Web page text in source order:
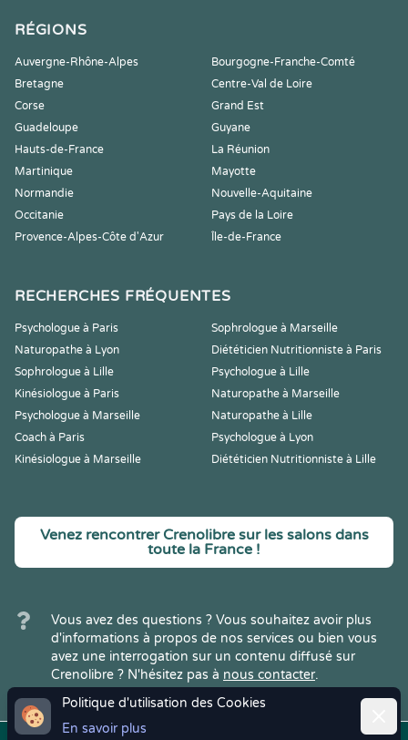
Politique d'utilisation des Cookies
En savoir plus
RÉGIONS
Auvergne-Rhône-Alpes
Bourgogne-Franche-Comté
Bretagne
Centre-Val de Loire
Corse
Grand Est
Guadeloupe
Guyane
Hauts-de-France
La Réunion
Martinique
Mayotte
Normandie
Nouvelle-Aquitaine
Occitanie
Pays de la Loire
Provence-Alpes-Côte d'Azur
Île-de-France
RECHERCHES FRÉQUENTES
Psychologue à Paris
Sophrologue à Marseille
Naturopathe à Lyon
Diététicien Nutritionniste à Paris
Sophrologue à Lille
Psychologue à Lille
Kinésiologue à Paris
Naturopathe à Marseille
Psychologue à Marseille
Naturopathe à Lille
Coach à Paris
Psychologue à Lyon
Kinésiologue à Marseille
Diététicien Nutritionniste à Lille
Venez rencontrer Crenolibre sur les salons dans
toute la France !
Vous avez des questions ? Vous souhaitez avoir plus
d'informations à propos de nos services ou bien vous
avez une interrogation sur un contenu diffusé sur
Crenolibre ? N'hésitez pas à nous contacter.